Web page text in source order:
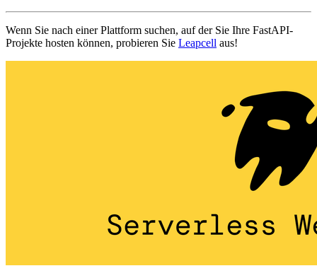
Wenn Sie nach einer Plattform suchen, auf der Sie Ihre FastAPI-
Projekte hosten können, probieren Sie Leapcell aus!